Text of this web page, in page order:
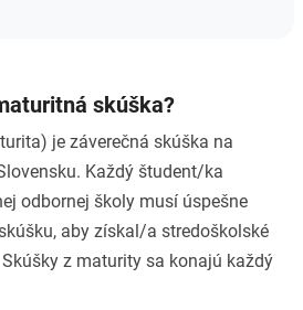
skúška?
je záverečná skúška na
Každý študent/ka
odbornej školy musí úspešne
aby získal/a stredoškolské
z maturity sa konajú každý